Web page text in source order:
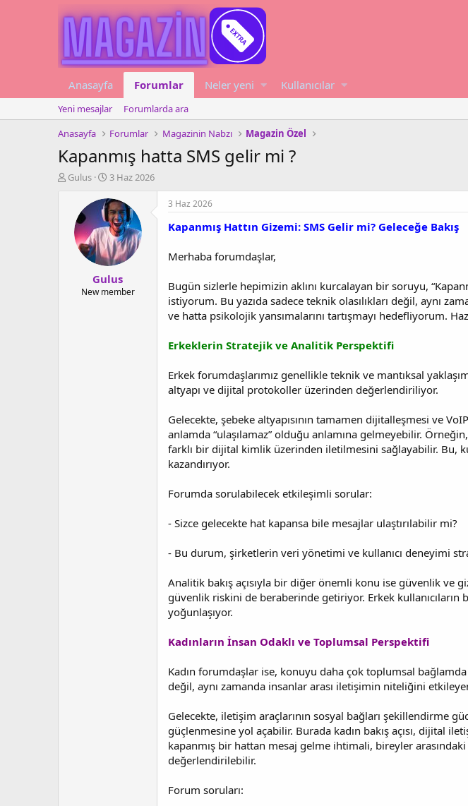
Anasayfa Forumlar Neler yeni Kullanıcılar
Yeni mesajlar
Forumlarda ara
Anasayfa
Forumlar Magazinin Nabzı Magazin Özel
Kapanmış hatta SMS gelir mi ?
K
Gulus
B
ş
l
a
n
g
ı
ç
t
3 Haz 2026
Gulus
New member
3 Haz 2026
Kapanmış Hattın Gizemi: SMS Gelir mi? Geleceğe Bakış
Merhaba forumdaşlar,
Bugün sizlerle hepimizin aklını kurcalayan bir soruyu,
istiyorum. Bu yazıda sadece teknik olasılıkları değil, aynı
ve hatta psikolojik yansımalarını tartışmayı hedefliyorum.
Erkeklerin Stratejik ve Analitik Perspektifi
Erkek forumdaşlarımız genellikle teknik ve mantıksal
altyapı ve dijital protokoller üzerinden değerlendiriliyor.
Gelecekte, şebeke altyapısının tamamen dijitalleşmesi ve
anlamda “ulaşılamaz” olduğu anlamına gelmeyebilir.
farklı bir dijital kimlik üzerinden iletilmesini sağlayabilir. Bu,
kazandırıyor.
Forumda sorulabilecek etkileşimli sorular:
- Sizce gelecekte hat kapansa bile mesajlar ulaştırılabilir mi?
- Bu durum, şirketlerin veri yönetimi ve kullanıcı deneyimi
Analitik bakış açısıyla bir diğer önemli konu ise güvenlik ve
güvenlik riskini de beraberinde getiriyor. Erkek
yoğunlaşıyor.
Kadınların İnsan Odaklı ve Toplumsal Perspektifi
Kadın forumdaşlar ise, konuyu daha çok toplumsal
değil, aynı zamanda insanlar arası iletişimin niteliğini
Gelecekte, iletişim araçlarının sosyal bağları şekillendirme
güçlenmesine yol açabilir. Burada kadın bakış açısı, dijital
kapanmış bir hattan mesaj gelme ihtimali, bireyler
değerlendirilebilir.
Forum soruları: